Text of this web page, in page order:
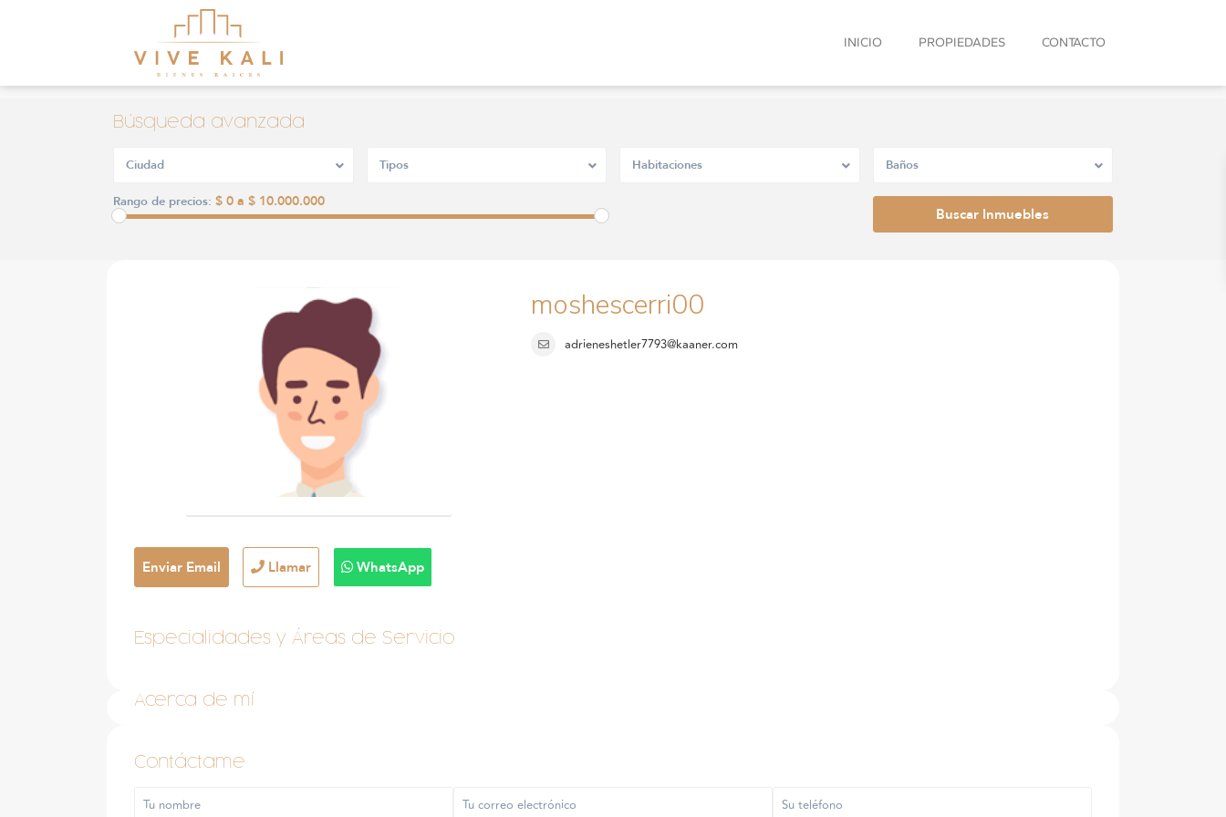
INICIO PROPIEDADES CONTACTO
Búsqueda avanzada
Ciudad Tipos Habitaciones Baños
Rango de precios: $ 0 a $ 10.000.000
moshescerri00
adrieneshetler7793@kaaner.com
Enviar Email Llamar WhatsApp
Especialidades y Áreas de Servicio
Acerca de mí
Contáctame